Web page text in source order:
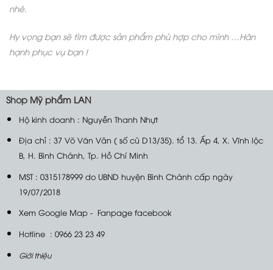
nhé.
Hy vọng bạn sẽ tìm được sản phẩm phù hợp cho mình …Hân
hạnh phục vụ bạn !
Shop Mỹ phẩm LAN
Hộ kinh doanh : Nguyễn Thanh Nhựt
Địa chỉ : 37 Võ Văn Vân ( số cũ D13/35). tổ 13. Ấp 4, X. Vĩnh lộc
B, H. Bình Chánh, Tp. Hồ Chí Minh
MST : 0315178999 do UBND huyện Bình Chánh cấp ngày
19/07/2018
Xem Google Map- Fanpage facebook
Hotline : 0966 23 23 49
Giới thiệu